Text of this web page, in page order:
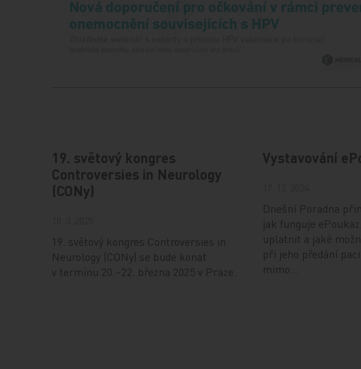
19. světový kongres
Controversies in Neurology
(CONy)
19. světový kongres Controversies in
Neurology (CONy) se bude konat
v termínu 20.–22. března 2025 v Praze.
Vystavování
Dnešní Poradna
jak funguje
uplatnit a jaké
při jeho předání
mimo…